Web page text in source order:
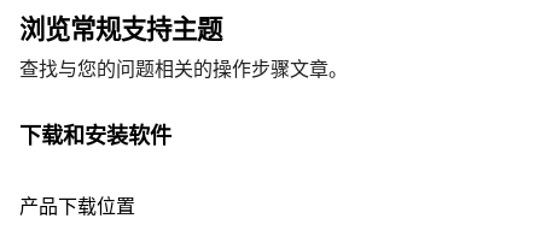
浏览常规支持主题
查找与您的问题相关的操作步骤文章。
下载和安装软件
产品下载位置